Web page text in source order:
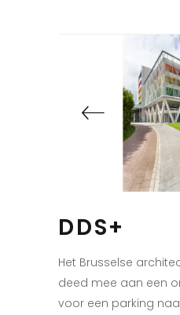
DDS+
Het Brusselse
deed mee aan een
voor een parking